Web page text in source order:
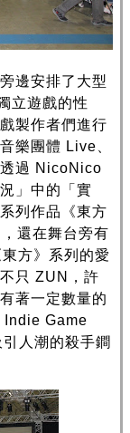
邊安排了大型
立遊戲的性
製作者們進行
樂團體 Live、
過 NicoNico
」中的「實
列作品《東方
還在舞台旁有
方》系列的愛
只 ZUN，許
著一定數量的
Indie Game
人潮的殺手鐧